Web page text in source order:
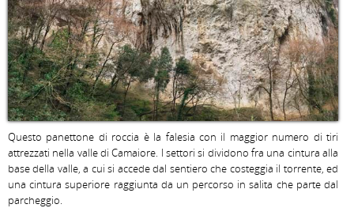
Questo panettone di roccia è la falesia con il maggior numero di tiri
attrezzati nella valle di Camaiore. I settori si dividono fra una cintura alla
base della valle, a cui si accede dal sentiero che costeggia il torrente, ed
una cintura superiore raggiunta da un percorso in salita che parte dal
parcheggio.